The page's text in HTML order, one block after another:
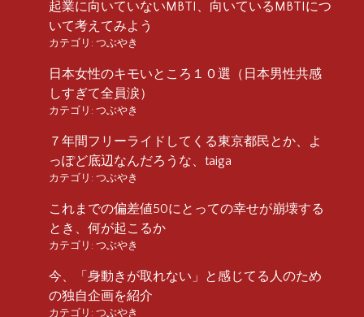
起業に向いていないMBTI、向いているMBTIにつ
いて考えてみよう
カテゴリ: つぶやき
日本女性のキモいところ１０選（日本男性共感
しすぎて全員涙）
カテゴリ: つぶやき
７年間フリーライドしてくる東京都民とか、よ
っぽど底辺なんだろうな、taiga
カテゴリ: つぶやき
これまでの偏差値50にとっての幸せが崩壊する
とき、何が起こるか
カテゴリ: つぶやき
今、「身動きが取れない」と感じてる人のため
の独自企画を紹介
カテゴリ: つぶやき